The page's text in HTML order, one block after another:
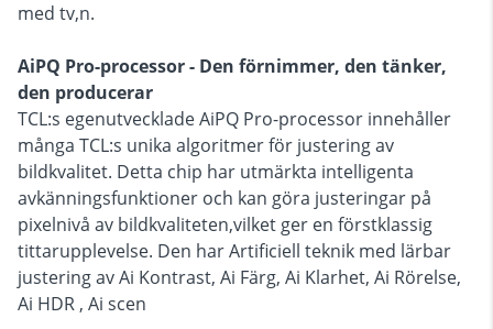
med tv,n.
AiPQ Pro-processor - Den förnimmer, den tänker,
den producerar
TCL:s egenutvecklade AiPQ Pro-processor innehåller
många TCL:s unika algoritmer för justering av
bildkvalitet. Detta chip har utmärkta intelligenta
avkänningsfunktioner och kan göra justeringar på
pixelnivå av bildkvaliteten,vilket ger en förstklassig
tittarupplevelse. Den har Artificiell teknik med lärbar
justering av Ai Kontrast, Ai Färg, Ai Klarhet, Ai Rörelse,
Ai HDR , Ai scen